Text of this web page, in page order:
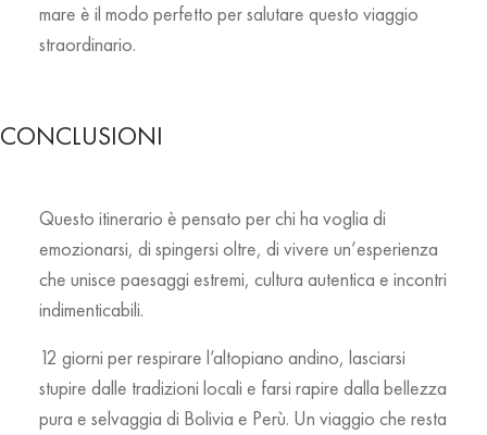
mare è il modo perfetto per salutare questo viaggio
straordinario.
CONCLUSIONI
Questo itinerario è pensato per chi ha voglia di
emozionarsi, di spingersi oltre, di vivere un’esperienza
che unisce paesaggi estremi, cultura autentica e incontri
indimenticabili.
12 giorni per respirare l’altopiano andino, lasciarsi
stupire dalle tradizioni locali e farsi rapire dalla bellezza
pura e selvaggia di Bolivia e Perù. Un viaggio che resta